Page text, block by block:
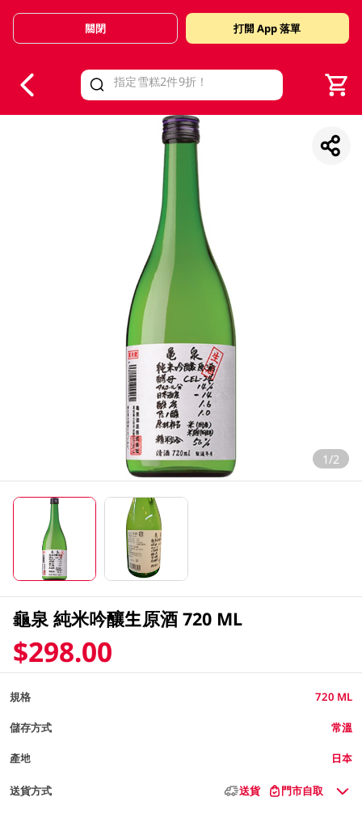
Valid Until 30 June 2026
關閉 打開 App 落單
1/2
龜泉 純米吟釀生原酒 720 ML
$298.00
規格 720 ML
儲存方式 常溫
產地 日本
送貨方式 送貨 門市自取